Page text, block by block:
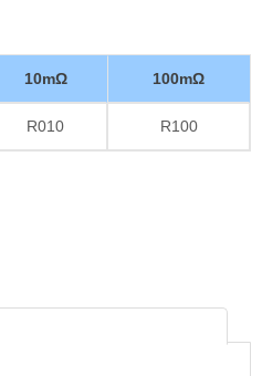
10mΩ 100mΩ
R010 R100